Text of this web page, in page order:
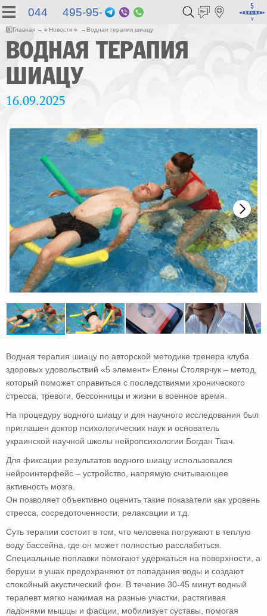
044 495-95-
Telegram
ViberWhatsApp
5️⃣Главная 🔹 Новости 🔹 Водная терапия шиацу
ВОДНАЯ ТЕРАПИЯ
ШИАЦУ
16.09.2025
Водная терапия шиацу по авторской методике тренера клуба
здоровых удовольствий «5 элемент» Елены Столярчук – метод,
который поможет справиться с последствиями хронического
стресса, тревоги, бессонницы и жизни в военное время.
На процедуру водного шиацу и для научного исследования был
приглашен доктор психологических наук и основатель
украинской научной школы нейропсихологии Богдан Ткач.
Для фиксации результатов водного шиацу использовался
нейроинтерфейс – устройство, напрямую считывающее
активность мозга.
Он позволяет объективно оценить такие показатели как уровень
стресса, сосредоточенности, релаксации и т.д.
Суть терапии состоит в том, что человека погружают в теплую
воду бассейна, где он может полностью расслабиться.
Специальные поплавки помогают удержаться на поверхности, а
беруши в ушах предохраняют от попадания воды и создают
спокойный акустический фон. В течение 30-45 минут водный
терапевт мягко нажимая на разные участки, растягивая
ладонями мышцы и фасции, мобилизует суставы, помогая